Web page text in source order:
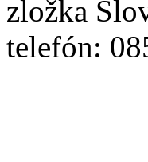
zložka
telefón: